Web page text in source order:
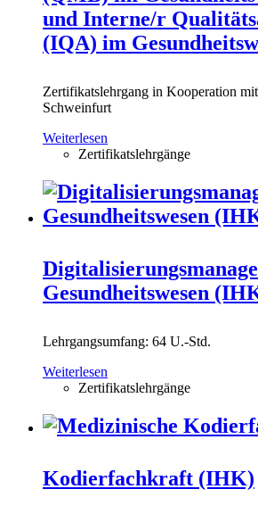
und Interne/r
(IQA) im
Zertifikatslehrgang in Kooperation
Schweinfurt
Weiterlesen
Zertifikatslehrgänge
Gesundheitswesen
Lehrgangsumfang: 64 U.-Std.
Weiterlesen
Zertifikatslehrgänge
Kodierfachkraft (IHK)